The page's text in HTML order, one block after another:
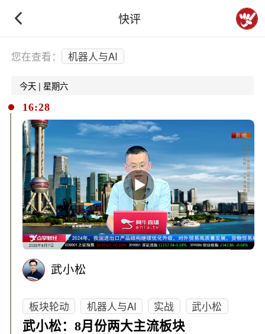
快评
下拉刷新
您在查看： 机器人与AI
今天 | 星期六
16:28
武小松
板块轮动 机器人与AI 实战
武小松
武小松：8月份两大主流板块